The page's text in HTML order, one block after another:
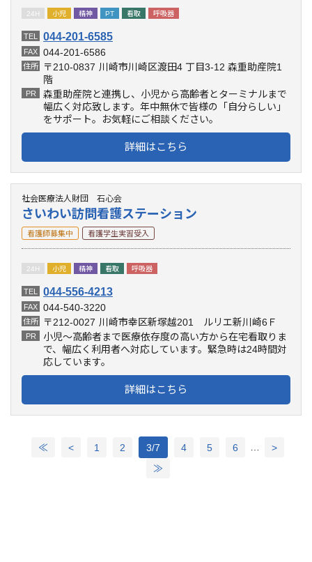
24H 小児 精神 PT 看取 呼吸器
TEL 044-201-6585
FAX 044-201-6586
住所 〒210-0837 川崎市川崎区渡田4 丁目3-12 森重助産院1
階
PR
森重助産院と連携し、小児から高齢者とターミナルまで
幅広く対応致します。年中無休で皆様の「自分らしい」
をサポート。お気軽にご相談ください。
詳細はこちら
社会医療法人財団 石心会
さいわい訪問看護ステーション
看護師募集中 看護学生実習受入
24H 小児 精神 看取 呼吸器
TEL 044-556-4213
FAX 044-540-3220
住所 〒212-0027 川崎市幸区新塚越201 ルリエ新川崎6Ｆ
PR
小児～高齢者まで医療依存度の高い方から在宅看取りま
で、幅広く利用者へ対応しています。緊急時は24時間対
応しています。
詳細はこちら
≪ < 1 2 3/7 4 5 6
>
≫